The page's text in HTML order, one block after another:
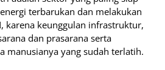
terbarukan dan melakukan
karena keunggulan infrastruktur,
dan prasarana serta
manusianya yang sudah terlatih.